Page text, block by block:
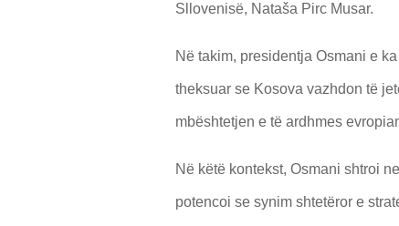
Sllovenisë, Nataša Pirc Musar.
Në takim, presidentja Osmani e
theksuar se Kosova vazhdon të
mbështetjen e të ardhmes
Në këtë kontekst, Osmani shtroi
potencoi se synim shtetëror e